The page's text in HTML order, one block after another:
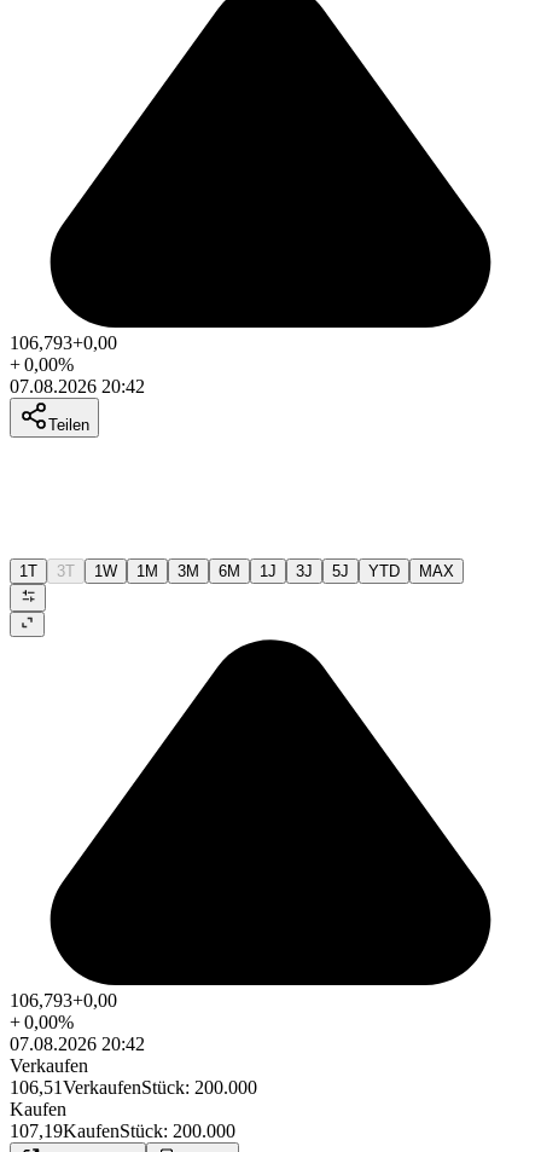
106,793+0,00
+0,00%
07.08.2026 20:42
Teilen
1T 3T 1W 1M 3M 6M 1J 3J 5J YTD MAX
106,793+0,00
+0,00%
07.08.2026 20:42
Verkaufen
106,51VerkaufenStück: 200.000
Kaufen
107,19KaufenStück: 200.000